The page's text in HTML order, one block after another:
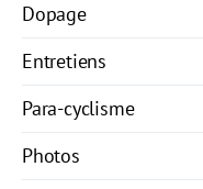
Dopage
Entretiens
Para-cyclisme
Photos